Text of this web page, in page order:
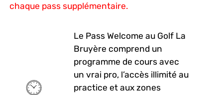
chaque pass supplémentaire.
Le Pass Welcome au Golf La
Bruyère comprend un
programme de cours avec
un vrai pro, l’accès illimité au
practice et aux zones